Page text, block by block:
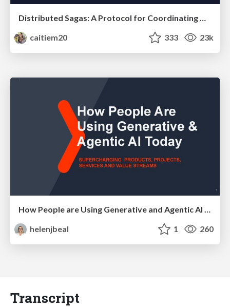
Distributed Sagas: A Protocol for Coordinating Microservices
caitiem20
333 23k
helenjbeal
1 260
Transcript